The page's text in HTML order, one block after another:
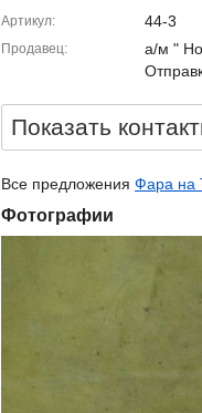
Артикул 44-3
Продавец
а/м "
Показать
Все предложения Фара на
Фотографии